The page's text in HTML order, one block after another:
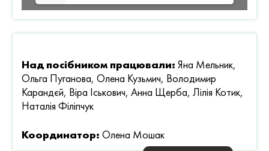
Над посібником працювали: Яна Мельник,
Ольга Пуганова, Олена Кузьмич, Володимир
Карандєй, Віра Іськович, Анна Щерба, Лілія Котик,
Наталія Філіпчук
Координатор: Олена Мошак